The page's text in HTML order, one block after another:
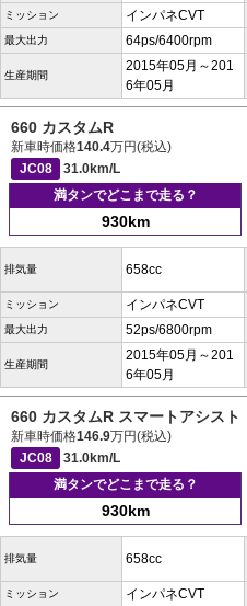
ミッション インパネCVT
最大出力 64ps/6400rpm
生産期間
2015年05月～201
6年05月
660 カスタムR
新車時価格140.4万円(税込)
JC08
31.0km/L
満タンでどこまで走る？
930km
排気量 658cc
ミッション インパネCVT
最大出力 52ps/6800rpm
生産期間
2015年05月～201
6年05月
660 カスタムR スマートアシスト
新車時価格146.9万円(税込)
JC08
31.0km/L
満タンでどこまで走る？
930km
排気量 658cc
ミッション インパネCVT